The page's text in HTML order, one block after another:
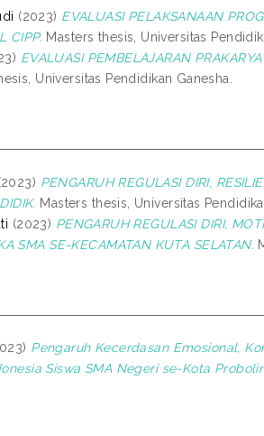
(2023) EVALUASI PELAKSANAAN
CIPP. Masters thesis, Universitas
EVALUASI PEMBELAJARAN
Universitas Pendidikan Ganesha.
PENGARUH REGULASI DIRI,
Masters thesis, Universitas
(2023) PENGARUH REGULASI DIRI,
SMA SE-KECAMATAN KUTA SELATAN.
Pengaruh Kecerdasan Emosional,
Siswa SMA Negeri se-Kota